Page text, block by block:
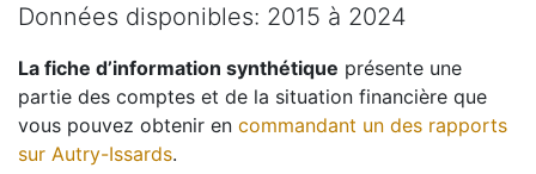
Données disponibles: 2015 à 2024
La fiche d’information synthétique présente une
partie des comptes et de la situation financière que
vous pouvez obtenir en commandant un des rapports
sur Autry-Issards.